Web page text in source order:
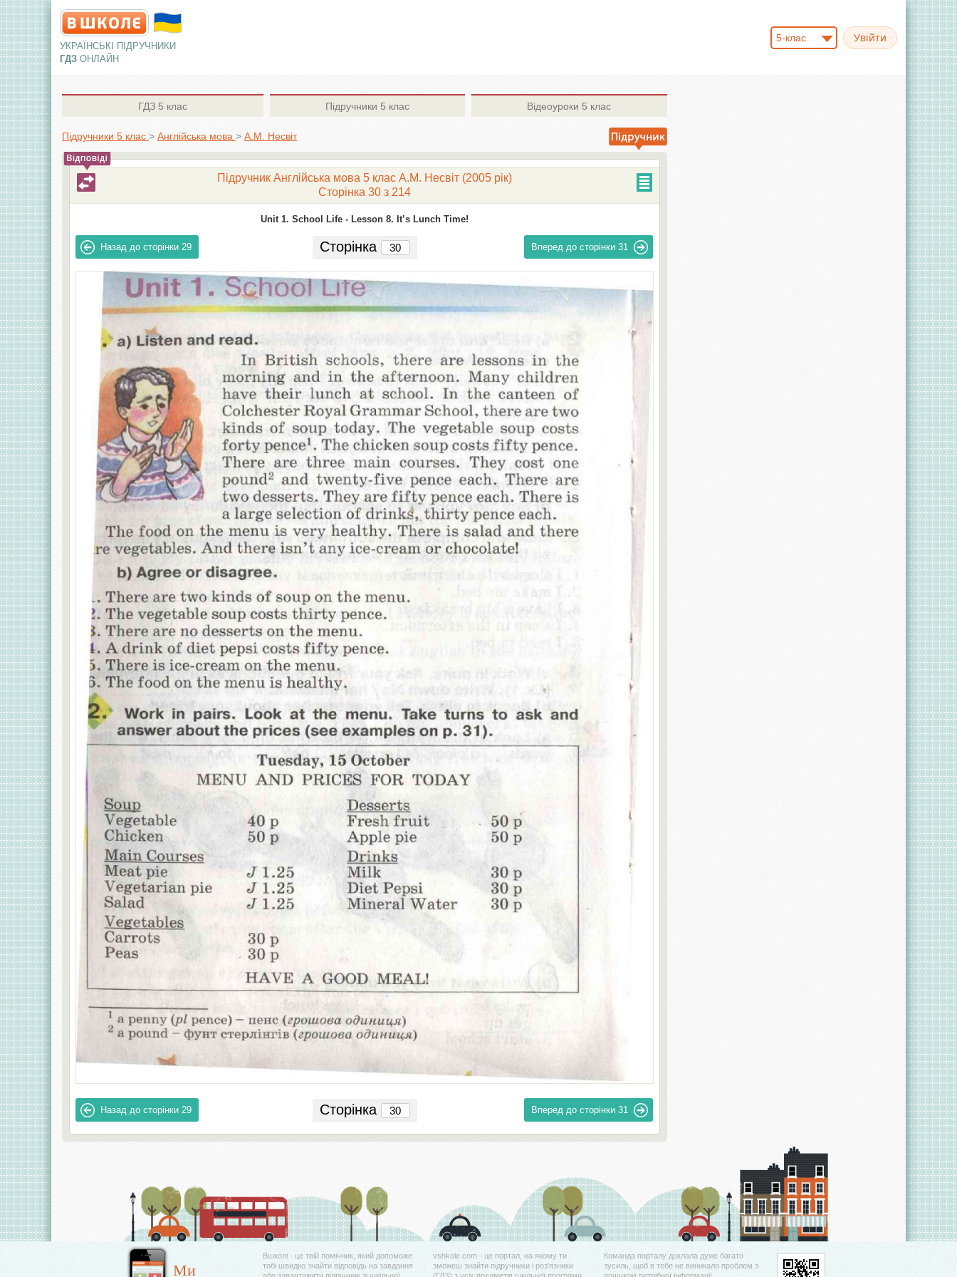
УКРАЇНСЬКІ ПІДРУЧНИКИ
ГДЗ ОНЛАЙН
5-клас
ГДЗ 5 клас Підручники 5 клас Відеоуроки 5 клас
Підручники 5 клас > Англiйська мова > А.М. Несвіт
Підручник Англійська мова 5 клас А.М. Несвіт (2005 рік)
Сторінка 30 з 214
Unit 1. School Life - Lesson 8. It’s Lunch Time!
Назад до сторінки 29 Сторінка Вперед до сторінки 31
Назад до сторінки 29 Сторінка Вперед до сторінки 31
Ми
Вшколі - це твій помічник, який допоможе
тобі швидко знайти відповідь на завдання
vshkole.com - це портал, на якому ти
зможеш знайти підручники і роз'язники
Команда порталу доклала дуже багато
зусиль, щоб в тебе не виникало проблем з